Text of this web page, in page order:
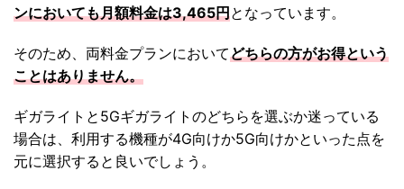
ンにおいても月額料金は3,465円となっています。
そのため、両料金プランにおいてどちらの方がお得という
ことはありません。
ギガライトと5Gギガライトのどちらを選ぶか迷っている
場合は、利用する機種が4G向けか5G向けかといった点を
元に選択すると良いでしょう。